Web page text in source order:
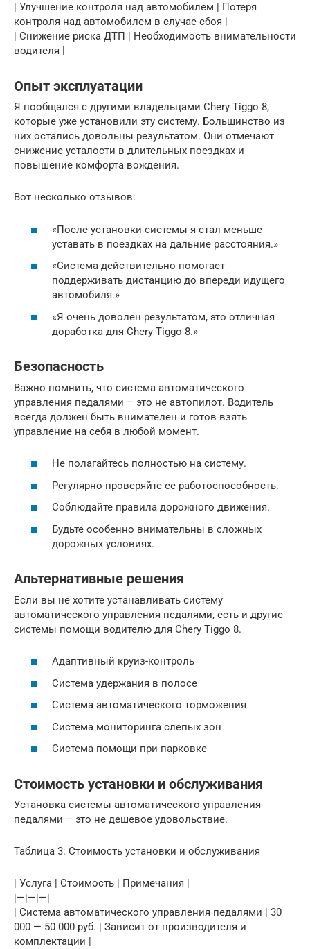
| Улучшение контроля над автомобилем | Потеря
контроля над автомобилем в случае сбоя |
| Снижение риска ДТП | Необходимость внимательности
водителя |
Опыт эксплуатации
Я пообщался с другими владельцами Chery Tiggo 8,
которые уже установили эту систему. Большинство из
них остались довольны результатом. Они отмечают
снижение усталости в длительных поездках и
повышение комфорта вождения.
Вот несколько отзывов:
«После установки системы я стал меньше
уставать в поездках на дальние расстояния.»
«Система действительно помогает
поддерживать дистанцию до впереди идущего
автомобиля.»
«Я очень доволен результатом, это отличная
доработка для Chery Tiggo 8.»
Безопасность
Важно помнить, что система автоматического
управления педалями – это не автопилот. Водитель
всегда должен быть внимателен и готов взять
управление на себя в любой момент.
Не полагайтесь полностью на систему.
Регулярно проверяйте ее работоспособность.
Соблюдайте правила дорожного движения.
Будьте особенно внимательны в сложных
дорожных условиях.
Альтернативные решения
Если вы не хотите устанавливать систему
автоматического управления педалями, есть и другие
системы помощи водителю для Chery Tiggo 8.
Адаптивный круиз-контроль
Система удержания в полосе
Система автоматического торможения
Система мониторинга слепых зон
Система помощи при парковке
Стоимость установки и обслуживания
Установка системы автоматического управления
педалями – это не дешевое удовольствие.
Таблица 3: Стоимость установки и обслуживания
| Услуга | Стоимость | Примечания |
|—|—|—|
| Система автоматического управления педалями | 30
000 — 50 000 руб. | Зависит от производителя и
комплектации |